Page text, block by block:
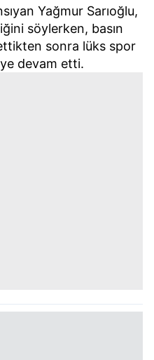
Yağmur Sarıoğlu,
söylerken, basın
sonra lüks spor
devam etti.